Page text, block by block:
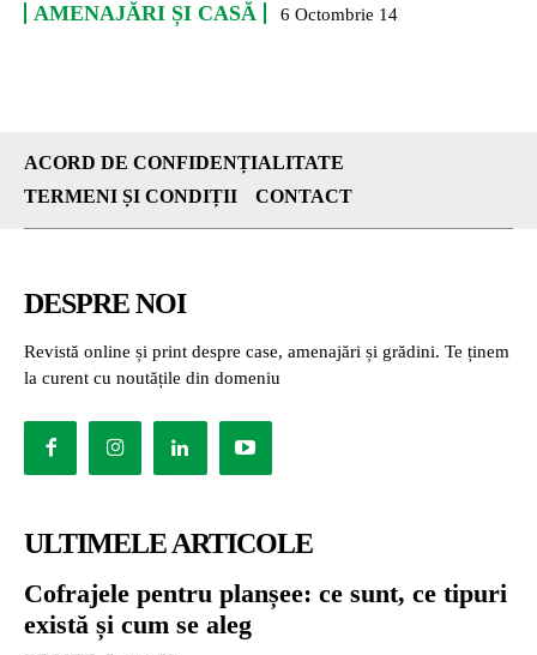
AMENAJĂRI ȘI CASĂ 6 Octombrie 14
ACORD DE CONFIDENȚIALITATE
TERMENI ȘI CONDIȚII
CONTACT
DESPRE NOI
Revistă online și print despre case, amenajări și grădini. Te ținem
la curent cu noutățile din domeniu
ULTIMELE ARTICOLE
Cofrajele pentru planșee: ce sunt, ce tipuri
există și cum se aleg